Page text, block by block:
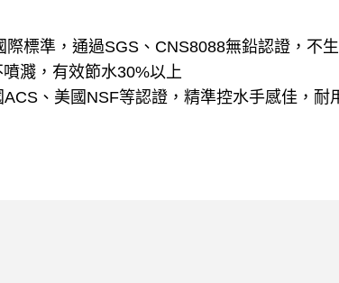
標準，通過SGS、CNS8088無鉛認證，不
濺，有效節水30%以上
、美國NSF等認證，精準控水手感佳，耐